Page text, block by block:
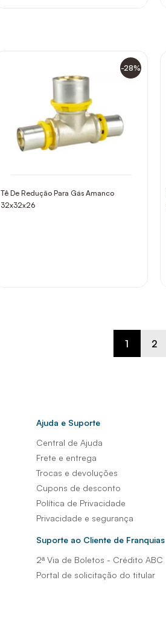
-28%
Tê De Redução Para Gás Amanco
32x32x26
1 2
Ajuda e Suporte
Central de Ajuda
Frete e entrega
Trocas e devoluções
Cupons de desconto
Política de Privacidade
Privacidade e segurança
Suporte ao Cliente de Franquias
2ª Via de Boletos - Crédito ABC
Portal de solicitação do titular